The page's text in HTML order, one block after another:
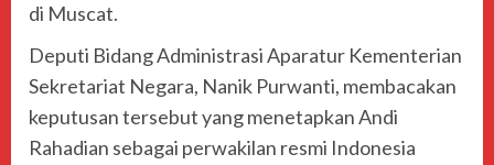
di Muscat.
Deputi Bidang Administrasi Aparatur Kementerian
Sekretariat Negara, Nanik Purwanti, membacakan
keputusan tersebut yang menetapkan Andi
Rahadian sebagai perwakilan resmi Indonesia